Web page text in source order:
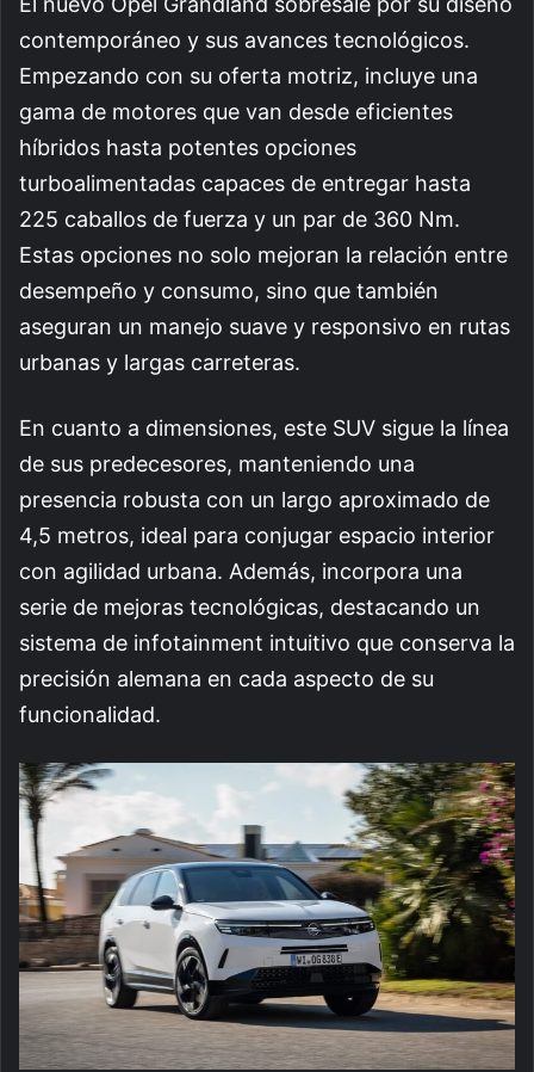
contemporáneo y sus avances tecnológicos.
Empezando con su oferta motriz, incluye una
gama de motores que van desde eficientes
híbridos hasta potentes opciones
turboalimentadas capaces de entregar hasta
225 caballos de fuerza y un par de 360 Nm.
Estas opciones no solo mejoran la relación entre
desempeño y consumo, sino que también
aseguran un manejo suave y responsivo en rutas
urbanas y largas carreteras.
En cuanto a dimensiones, este SUV sigue la línea
de sus predecesores, manteniendo una
presencia robusta con un largo aproximado de
4,5 metros, ideal para conjugar espacio interior
con agilidad urbana. Además, incorpora una
serie de mejoras tecnológicas, destacando un
sistema de infotainment intuitivo que conserva la
precisión alemana en cada aspecto de su
funcionalidad.